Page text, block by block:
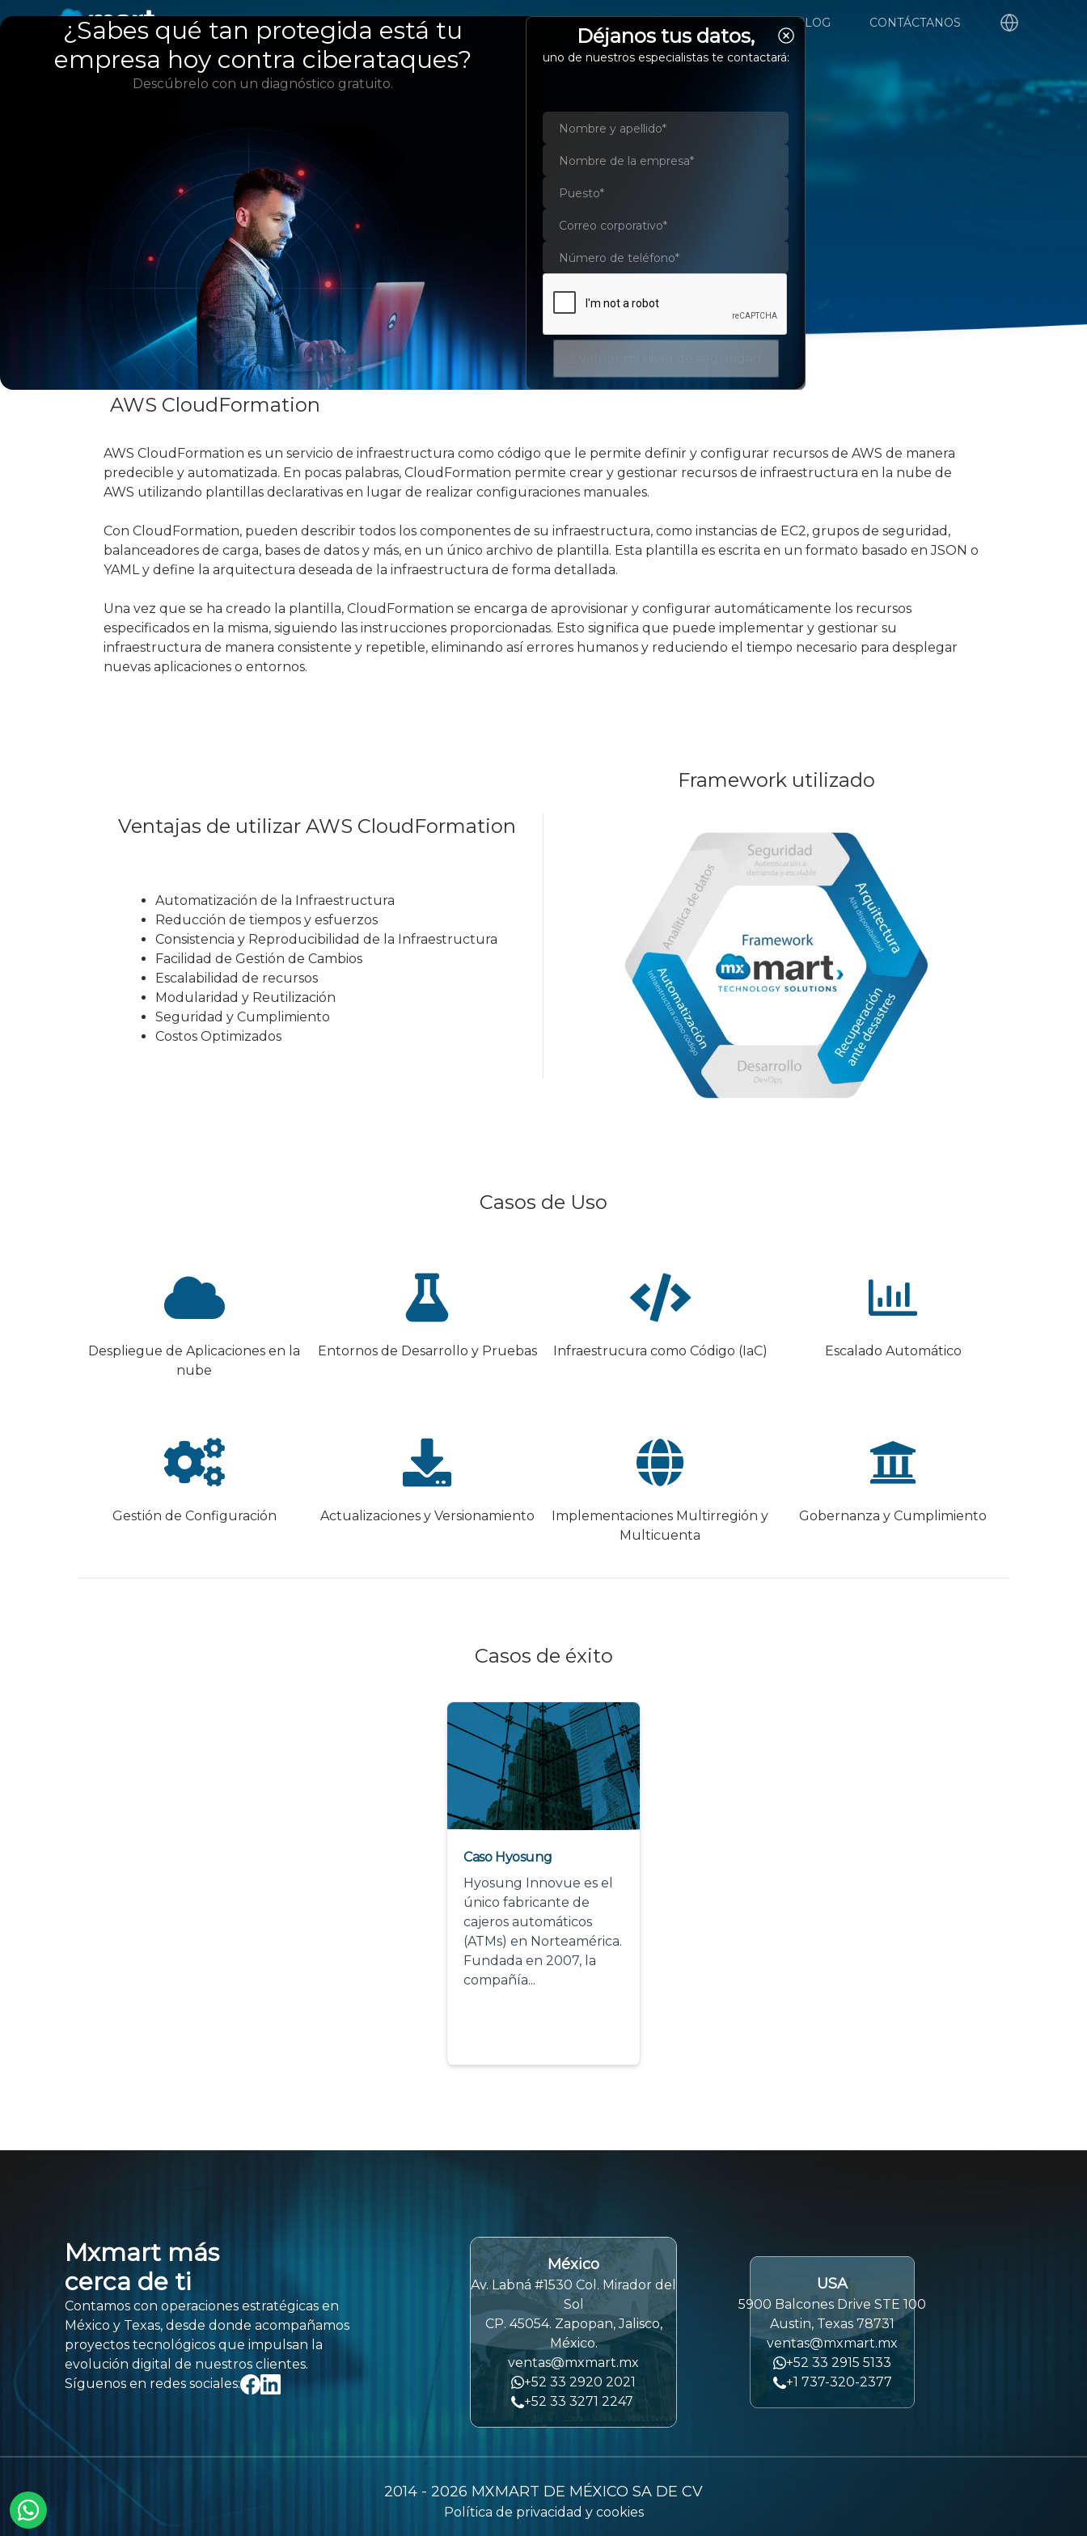
EMPRESA SERVICIOS Y SOLUCIONES BLOG CONTÁCTANOS
AWS CloudFormation
Administre de manera centralizada sus recursos
AWS CloudFormation
AWS CloudFormation es un servicio de infraestructura como código que le permite definir y configurar recursos de AWS de manera
predecible y automatizada. En pocas palabras, CloudFormation permite crear y gestionar recursos de infraestructura en la nube de
AWS utilizando plantillas declarativas en lugar de realizar configuraciones manuales.
Con CloudFormation, pueden describir todos los componentes de su infraestructura, como instancias de EC2, grupos de seguridad,
balanceadores de carga, bases de datos y más, en un único archivo de plantilla. Esta plantilla es escrita en un formato basado en JSON o
YAML y define la arquitectura deseada de la infraestructura de forma detallada.
Una vez que se ha creado la plantilla, CloudFormation se encarga de aprovisionar y configurar automáticamente los recursos
especificados en la misma, siguiendo las instrucciones proporcionadas. Esto significa que puede implementar y gestionar su
infraestructura de manera consistente y repetible, eliminando así errores humanos y reduciendo el tiempo necesario para desplegar
nuevas aplicaciones o entornos.
Ventajas de utilizar AWS CloudFormation
Automatización de la Infraestructura
Reducción de tiempos y esfuerzos
Consistencia y Reproducibilidad de la Infraestructura
Facilidad de Gestión de Cambios
Escalabilidad de recursos
Modularidad y Reutilización
Seguridad y Cumplimiento
Costos Optimizados
Framework utilizado
Casos de Uso
Despliegue de Aplicaciones en la
nube
Entornos de Desarrollo y Pruebas Infraestrucura como Código (IaC) Escalado Automático
Gestión de Configuración Actualizaciones y Versionamiento
Implementaciones Multirregión y
Multicuenta
Gobernanza y Cumplimiento
Casos de éxito
Caso Hyosung
Hyosung Innovue es el
único fabricante de
cajeros automáticos
(ATMs) en Norteamérica.
Fundada en 2007, la
compañía...
¿Sabes qué tan protegida está tu
empresa hoy contra ciberataques?
Descúbrelo con un diagnóstico gratuito.
Déjanos tus datos,
uno de nuestros especialistas te contactará:
Mxmart más
cerca de ti
Contamos con operaciones estratégicas en
México y Texas, desde donde acompañamos
proyectos tecnológicos que impulsan la
evolución digital de nuestros clientes.
Síguenos en redes sociales:
México
Av. Labná #1530 Col. Mirador del
Sol
CP. 45054. Zapopan, Jalisco,
México.
ventas@mxmart.mx
+52 33 2920 2021
+52 33 3271 2247
USA
5900 Balcones Drive STE 100
Austin, Texas 78731
ventas@mxmart.mx
+52 33 2915 5133
+1 737-320-2377
2014 - 2026 MXMART DE MÉXICO SA DE CV
Política de privacidad y cookies